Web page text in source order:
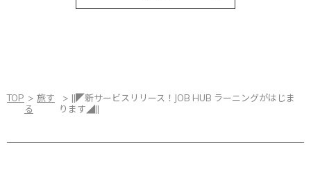
TOP
旅す
る
||◤新サービスリリース！JOB HUB ラーニングがはじま
ります◢||